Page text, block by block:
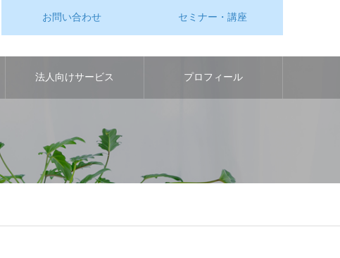
お問い合わせ セミナー・講座
法人向けサービス プロフィール